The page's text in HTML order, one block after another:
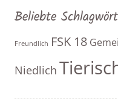
Beliebte
Freundlich FSK 18
Niedlich